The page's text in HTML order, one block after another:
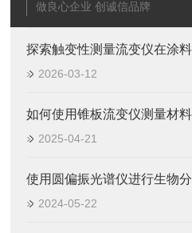
做良心企业 创诚信品牌
探索触变性测量流变仪在涂
2026-03-12
如何使用锥板流变仪测量材
2025-04-21
使用圆偏振光谱仪进行生物
2024-05-22